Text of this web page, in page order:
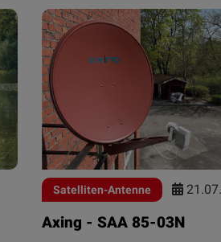
Satelliten-Antenne
Axing - SAA 85-03N